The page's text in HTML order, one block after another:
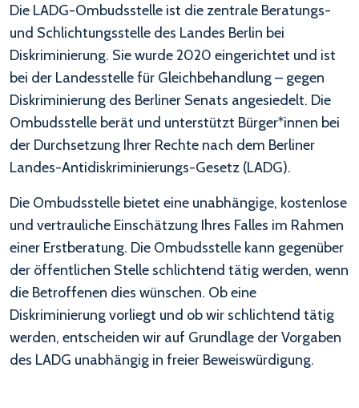
Die LADG-Ombudsstelle ist die zentrale Beratungs-
und Schlichtungsstelle des Landes Berlin bei
Diskriminierung. Sie wurde 2020 eingerichtet und ist
bei der Landesstelle für Gleichbehandlung – gegen
Diskriminierung des Berliner Senats angesiedelt. Die
Ombudsstelle berät und unterstützt Bürger*innen bei
der Durchsetzung Ihrer Rechte nach dem Berliner
Landes-Antidiskriminierungs-Gesetz (LADG).
Die Ombudsstelle bietet eine unabhängige, kostenlose
und vertrauliche Einschätzung Ihres Falles im Rahmen
einer Erstberatung. Die Ombudsstelle kann gegenüber
der öffentlichen Stelle schlichtend tätig werden, wenn
die Betroffenen dies wünschen. Ob eine
Diskriminierung vorliegt und ob wir schlichtend tätig
werden, entscheiden wir auf Grundlage der Vorgaben
des LADG unabhängig in freier Beweiswürdigung.